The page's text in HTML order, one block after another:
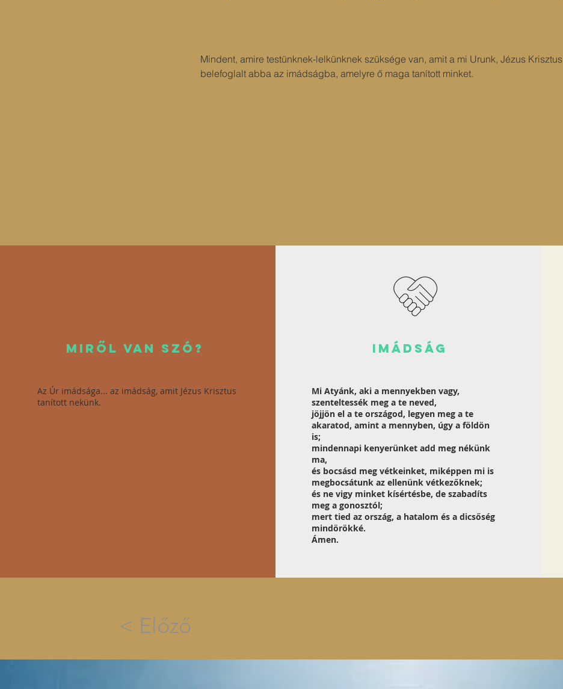
Mindent, amire testünknek-lelkünknek szüksége van, amit a mi Urunk, Jézus Krisztus
belefoglalt abba az imádságba, amelyre ő maga tanított minket.
MIRŐL VAn szó?
Az Úr imádsága... az imádság, amit Jézus Krisztus
tanított nekünk.
imádság
Mi Atyánk, aki a mennyekben vagy,
szenteltessék meg a te neved,
jöjjön el a te országod, legyen meg a te
akaratod, amint a mennyben, úgy a földön
is;
mindennapi kenyerünket add meg nékünk
ma,
és bocsásd meg vétkeinket, miképpen mi is
megbocsátunk az ellenünk vétkezőknek;
és ne vigy minket kísértésbe, de szabadíts
meg a gonosztól;
mert tied az ország, a hatalom és a dicsőség
mindörökké.
Ámen.
< Előző